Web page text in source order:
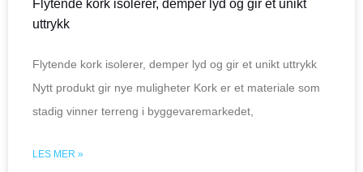
Flytende kork isolerer, demper lyd og gir et unikt
uttrykk
Flytende kork isolerer, demper lyd og gir et unikt uttrykk
Nytt produkt gir nye muligheter Kork er et materiale som
stadig vinner terreng i byggevaremarkedet,
LES MER »